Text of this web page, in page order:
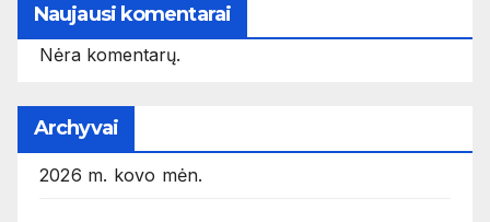
Naujausi komentarai
Nėra komentarų.
Archyvai
2026 m. kovo mėn.